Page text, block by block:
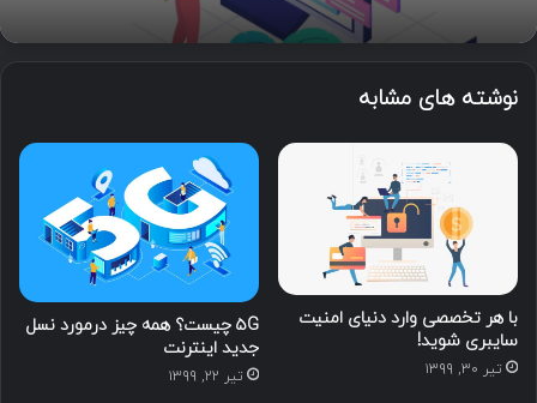
نوشته های مشابه
با هر تخصصی وارد دنیای امنیت
سایبری شوید!
تیر ۳۰, ۱۳۹۹
۵G چیست؟ همه چیز درمورد نسل
جدید اینترنت
تیر ۲۲, ۱۳۹۹